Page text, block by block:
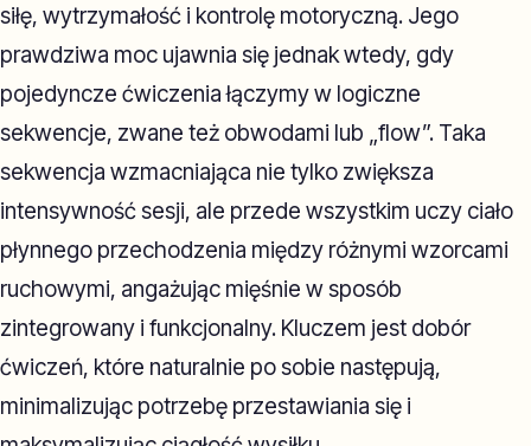
siłę, wytrzymałość i kontrolę motoryczną. Jego
prawdziwa moc ujawnia się jednak wtedy, gdy
pojedyncze ćwiczenia łączymy w logiczne
sekwencje, zwane też obwodami lub „flow”. Taka
sekwencja wzmacniająca nie tylko zwiększa
intensywność sesji, ale przede wszystkim uczy ciało
płynnego przechodzenia między różnymi wzorcami
ruchowymi, angażując mięśnie w sposób
zintegrowany i funkcjonalny. Kluczem jest dobór
ćwiczeń, które naturalnie po sobie następują,
minimalizując potrzebę przestawiania się i